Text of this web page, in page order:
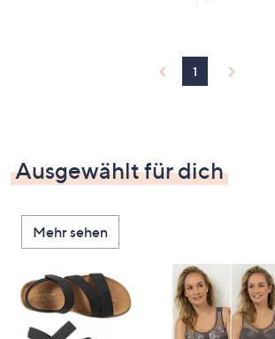
1
Ausgewählt für dich
Mehr sehen